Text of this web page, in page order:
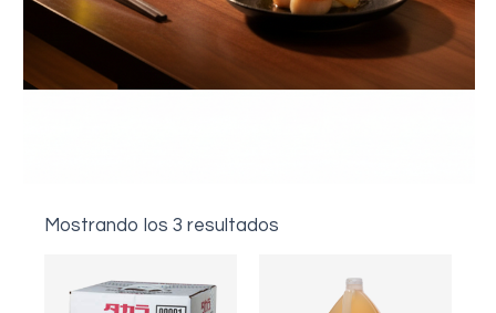
Mostrando los 3 resultados